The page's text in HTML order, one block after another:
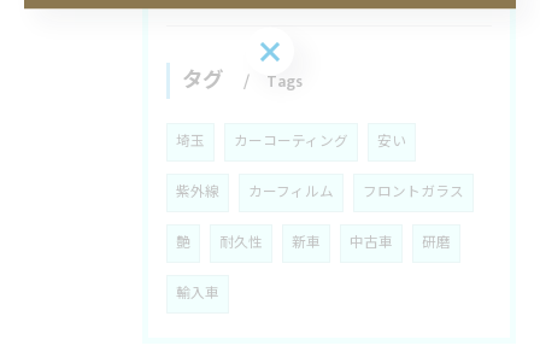
タグ Tags
埼玉 カーコーティング 安い
紫外線 カーフィルム フロントガラス
艶 耐久性 新車 中古車 研磨
輸入車
お問い合わせはこちら